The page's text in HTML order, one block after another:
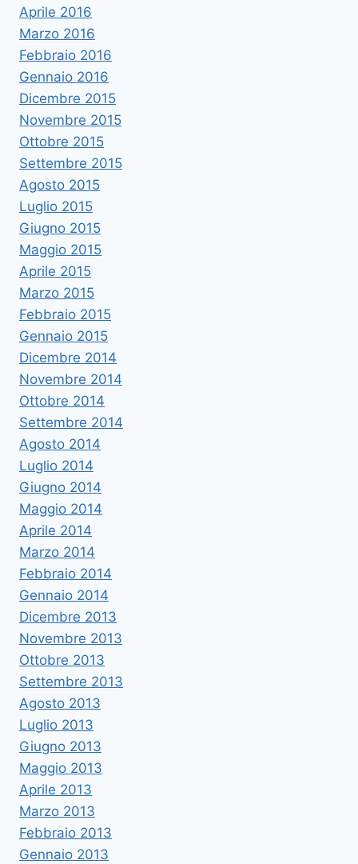
Aprile 2016
Marzo 2016
Febbraio 2016
Gennaio 2016
Dicembre 2015
Novembre 2015
Ottobre 2015
Settembre 2015
Agosto 2015
Luglio 2015
Giugno 2015
Maggio 2015
Aprile 2015
Marzo 2015
Febbraio 2015
Gennaio 2015
Dicembre 2014
Novembre 2014
Ottobre 2014
Settembre 2014
Agosto 2014
Luglio 2014
Giugno 2014
Maggio 2014
Aprile 2014
Marzo 2014
Febbraio 2014
Gennaio 2014
Dicembre 2013
Novembre 2013
Ottobre 2013
Settembre 2013
Agosto 2013
Luglio 2013
Giugno 2013
Maggio 2013
Aprile 2013
Marzo 2013
Febbraio 2013
Gennaio 2013